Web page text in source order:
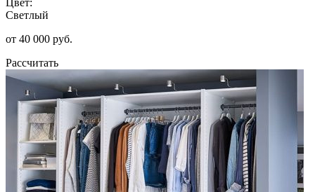
Светлый
от 40 000 руб.
Рассчитать